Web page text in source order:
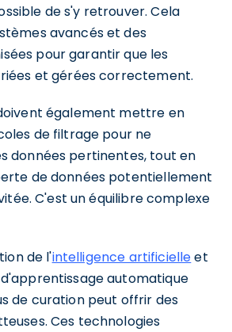
de s'y retrouver. Cela
avancés et des
pour garantir que les
et gérées correctement.
également mettre en
de filtrage pour ne
données pertinentes, tout en
de données potentiellement
C'est un équilibre complexe
de l'intelligence artificielleet
automatique
de curation peut offrir des
Ces technologies